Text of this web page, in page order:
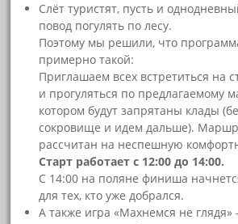
Слёт туристят, пусть и
повод погулять по лесу.
Поэтому мы решили, что
примерно такой:
Приглашаем всех встретиться на
и прогуляться по предлагаемому
котором будут запрятаны клады
сокровище и идем дальше).
рассчитан на неспешную
Старт работает с 12:00 до 14:00.
С 14:00 на поляне финиша
для тех, кто уже добрался.
А также игра «Махнемся не